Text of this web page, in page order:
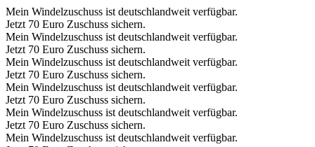
Mein Windelzuschuss ist deutschlandweit verfügbar.
Jetzt 70 Euro Zuschuss sichern.
Mein Windelzuschuss ist deutschlandweit verfügbar.
Jetzt 70 Euro Zuschuss sichern.
Mein Windelzuschuss ist deutschlandweit verfügbar.
Jetzt 70 Euro Zuschuss sichern.
Mein Windelzuschuss ist deutschlandweit verfügbar.
Jetzt 70 Euro Zuschuss sichern.
Mein Windelzuschuss ist deutschlandweit verfügbar.
Jetzt 70 Euro Zuschuss sichern.
Mein Windelzuschuss ist deutschlandweit verfügbar.